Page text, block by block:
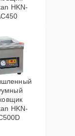
HKN-
HKN-